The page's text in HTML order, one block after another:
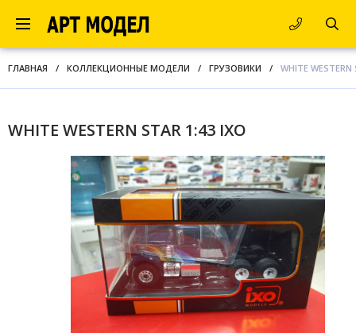
ГЛАВНАЯ / КОЛЛЕКЦИОННЫЕ МОДЕЛИ / ГРУЗОВИКИ / WHITE
WHITE WESTERN STAR 1:43 IXO